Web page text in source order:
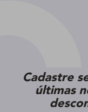
Cadastre
últimas